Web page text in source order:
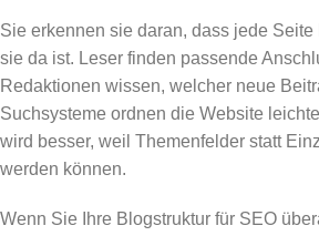
Sie erkennen sie daran, dass jede
sie da ist. Leser finden passende
Redaktionen wissen, welcher neue
Suchsysteme ordnen die Website
wird besser, weil Themenfelder statt
werden können.
Wenn Sie Ihre Blogstruktur für SEO